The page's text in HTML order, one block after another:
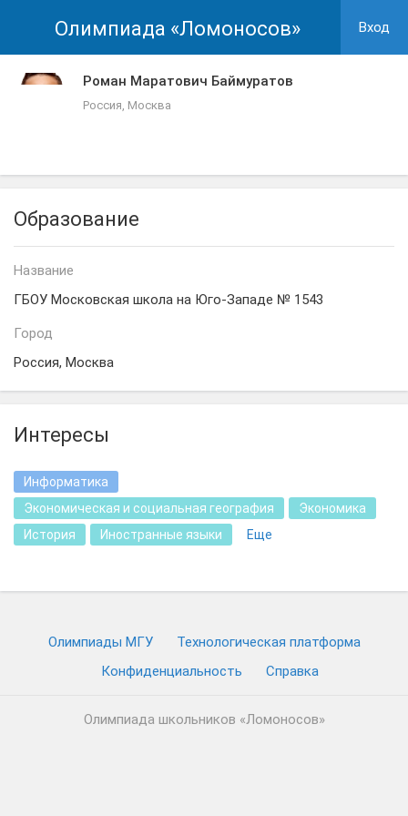
Олимпиада «Ломоносов» Вход
Роман Маратович Баймуратов
Россия, Москва
Образование
Название
ГБОУ Московская школа на Юго-Западе № 1543
Город
Россия, Москва
Интересы
Информатика
Экономическая и социальная география
Экономика
История
Иностранные языки Еще
Олимпиады МГУ
Технологическая платформа
Конфиденциальность
Cправка
Олимпиада школьников «Ломоносов»